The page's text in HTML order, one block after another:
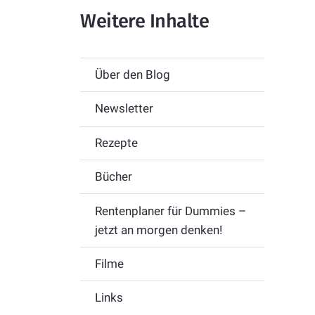
Weitere Inhalte
Über den Blog
Newsletter
Rezepte
Bücher
Rentenplaner für Dummies –
jetzt an morgen denken!
Filme
Links